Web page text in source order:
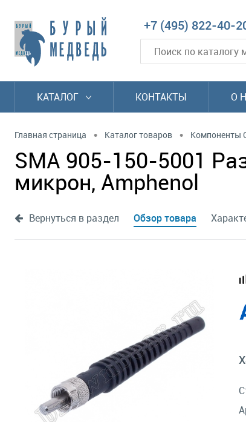
+7 (495) 822-40-
КАТАЛОГ КОНТАКТЫ О
Главная страница • Каталог товаров • Компоненты
SMA 905-150-5001
микрон, Amphenol
Вернуться в раздел Обзор товара